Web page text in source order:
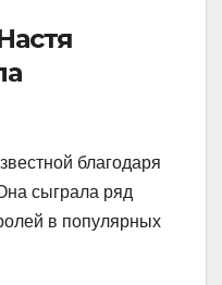
благодаря
сыграла ряд
в популярных